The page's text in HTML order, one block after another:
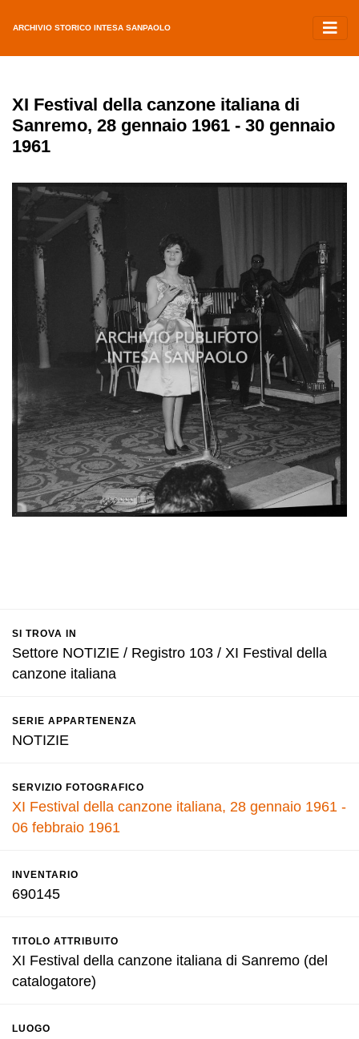
ARCHIVIO STORICO INTESA SANPAOLO
XI Festival della canzone italiana di
Sanremo, 28 gennaio 1961 - 30 gennaio
1961
SI TROVA IN
Settore NOTIZIE / Registro 103 / XI Festival della
canzone italiana
SERIE APPARTENENZA
NOTIZIE
SERVIZIO FOTOGRAFICO
XI Festival della canzone italiana, 28 gennaio 1961 -
06 febbraio 1961
INVENTARIO
690145
TITOLO ATTRIBUITO
XI Festival della canzone italiana di Sanremo (del
catalogatore)
LUOGO